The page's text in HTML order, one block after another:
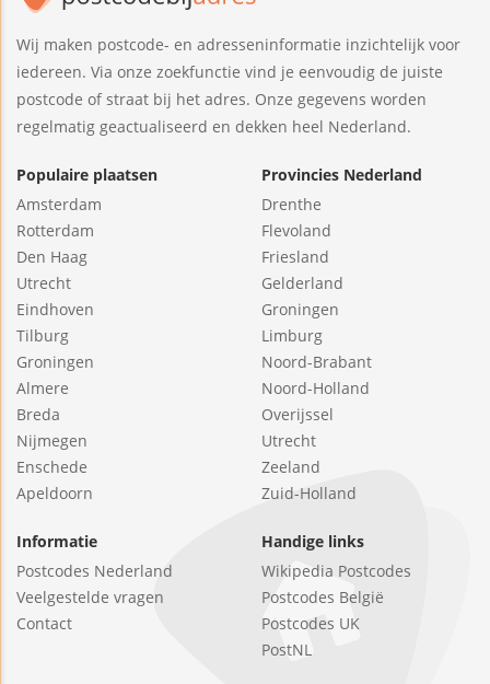
Wij maken postcode- en adresseninformatie inzichtelijk voor
iedereen. Via onze zoekfunctie vind je eenvoudig de juiste
postcode of straat bij het adres. Onze gegevens worden
regelmatig geactualiseerd en dekken heel Nederland.
Populaire plaatsen
Amsterdam
Rotterdam
Den Haag
Utrecht
Eindhoven
Tilburg
Groningen
Almere
Breda
Nijmegen
Enschede
Apeldoorn
Provincies Nederland
Drenthe
Flevoland
Friesland
Gelderland
Groningen
Limburg
Noord-Brabant
Noord-Holland
Overijssel
Utrecht
Zeeland
Zuid-Holland
Informatie
Postcodes Nederland
Veelgestelde vragen
Contact
Handige links
Wikipedia Postcodes
Postcodes België
Postcodes UK
PostNL